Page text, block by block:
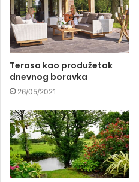
Terasa kao produžetak
dnevnog boravka
26/05/2021